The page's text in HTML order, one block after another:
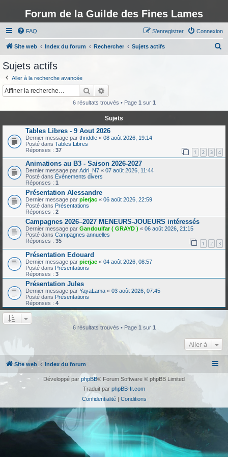
Forum de la Guilde des Fines Lames
FAQ Connexion
S’enregistrer
Site web Index du forum Rechercher Sujets actifs
r
Sujets actifs
Aller à la recherche avancée
Rechercher
6 résultats trouvés • Page 1 sur 1
Sujets
Tables Libres - 9 Aout 2026
Dernier message par thriddle « 08 août 2026, 19:14
Posté dans Tables Libres
Réponses : 37 1 2 3 4
Animations au B3 - Saison 2026-2027
Dernier message par Adri_N7 « 07 août 2026, 11:44
Posté dans Évènements divers
Réponses : 1
Présentation Alessandre
Dernier message par pierjac « 06 août 2026, 22:59
Posté dans Présentations
Réponses : 2
Campagnes 2026–2027 MENEURS-JOUEURS intéressés
Dernier message par Gandoulfar ( GRAYD ) « 06 août 2026, 21:15
Posté dans Campagnes annuelles
Réponses : 35 1 2 3
Présentation Edouard
Dernier message par pierjac « 04 août 2026, 08:57
Posté dans Présentations
Réponses : 3
Présentation Jules
Dernier message par YayaLama « 03 août 2026, 07:45
Posté dans Présentations
Réponses : 4
6 résultats trouvés • Page 1 sur 1
Aller à
Site web Index du forum
Développé par phpBB® Forum Software © phpBB Limited
Traduit par phpBB-fr.com
Confidentialité| Conditions